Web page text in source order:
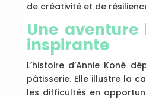
de créativité et de
Une
inspirante
L’histoire d’Annie Koné
pâtisserie. Elle illustre la
les difficultés en